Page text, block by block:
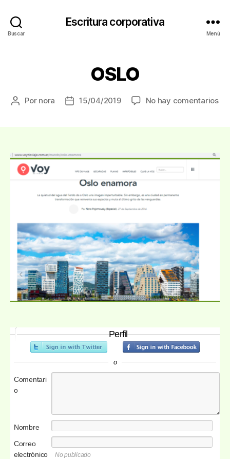
Buscar
Escritura corporativa
Menú
OSLO
Autor
Por nora
Fecha15/04/2019 No hay comentariosen
Perfil
o
Comentari
o
Nombre
Correo
electrónico
No publicado